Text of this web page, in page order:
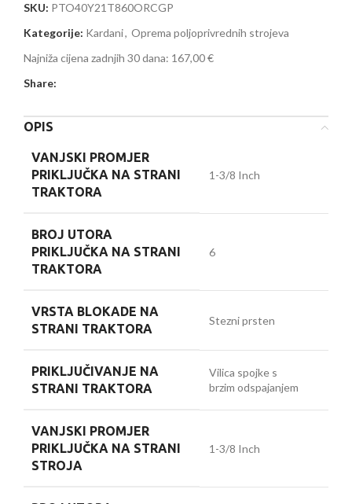
SKU: PTO40Y21T860ORCGP
Kategorije: Kardani, Oprema poljoprivrednih strojeva
Najniža cijena zadnjih 30 dana: 167,00 €
Share:
OPIS
VANJSKI PROMJER
PRIKLJUČKA NA STRANI
TRAKTORA
1-3/8 Inch
BROJ UTORA
PRIKLJUČKA NA STRANI
TRAKTORA
6
VRSTA BLOKADE NA
STRANI TRAKTORA
Stezni prsten
PRIKLJUČIVANJE NA
STRANI TRAKTORA
Vilica spojke s
brzim odspajanjem
VANJSKI PROMJER
PRIKLJUČKA NA STRANI
STROJA
1-3/8 Inch